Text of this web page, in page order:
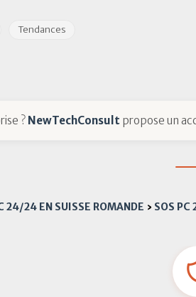
Tendances
? NewTechConsult propose un
24/24 EN SUISSE ROMANDE › SOS